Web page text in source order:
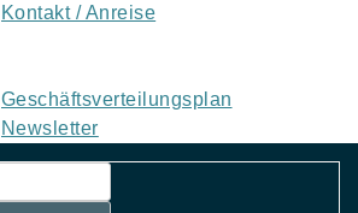
Kontakt / Anreise
Geschäftsverteilungsplan
Newsletter